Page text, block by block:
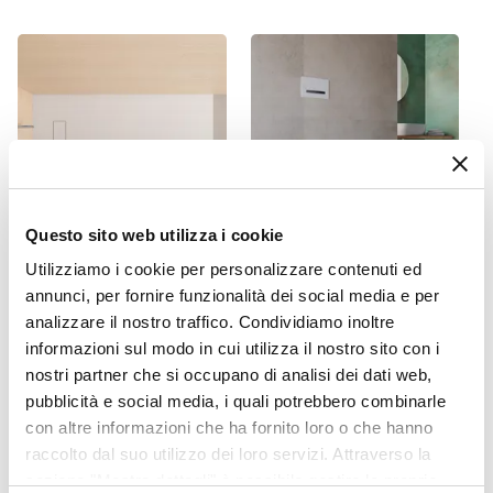
Questo sito web utilizza i cookie
Utilizziamo i cookie per personalizzare contenuti ed
annunci, per fornire funzionalità dei social media e per
analizzare il nostro traffico. Condividiamo inoltre
informazioni sul modo in cui utilizza il nostro sito con i
nostri partner che si occupano di analisi dei dati web,
pubblicità e social media, i quali potrebbero combinarle
con altre informazioni che ha fornito loro o che hanno
raccolto dal suo utilizzo dei loro servizi. Attraverso la
Dimensione Entrata
Vetro temperato
Finitura Anta
Texture
Spessore Anta
6 mm
Materiale Profilo
Alluminio
Finitura Profilo
CODICE:RK167B
Piatto doccia 160x70 cm
ultraslim riducibile bianco
effetto pietra - Rok
€ 127,00
CODICE:NADS-B
Coppia di sanitari sospesi a
risparmio idrico con sedile
softclose - Nadir
€ 216,00